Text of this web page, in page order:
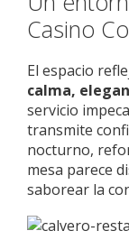
Casino
El espacio
calma,
servicio
transmite
nocturno,
mesa parece
saborear la